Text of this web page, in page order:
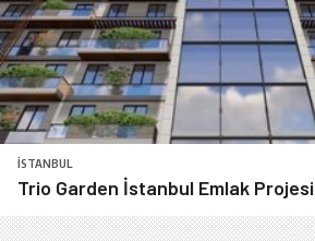
İSTANBUL
Trio Garden İstanbul Emlak Projesi